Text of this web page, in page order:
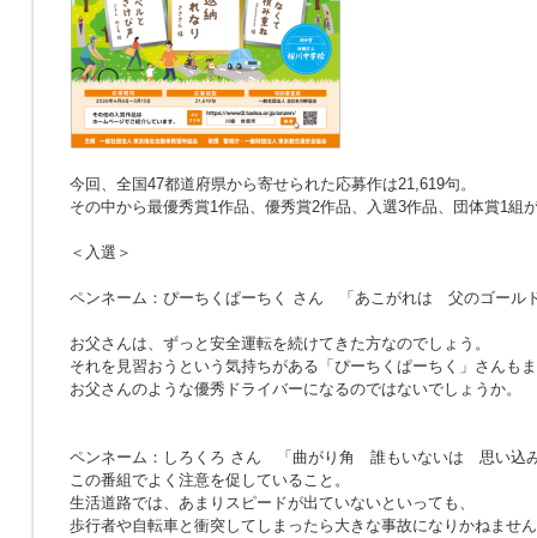
今回、全国47都道府県から寄せられた応募作は21,619句。
その中から最優秀賞1作品、優秀賞2作品、入選3作品、団体賞1組
＜入選＞
ペンネーム：ぴーちくぱーちく さん 「あこがれは 父のゴール
お父さんは、ずっと安全運転を続けてきた方なのでしょう。
それを見習おうという気持ちがある「ぴーちくぱーちく」さんも
お父さんのような優秀ドライバーになるのではないでしょうか。
ペンネーム：しろくろ さん
「曲がり角 誰もいないは 思い込
この番組でよく注意を促していること。
生活道路では、あまりスピードが出ていないといっても、
歩行者や自転車と衝突してしまったら大きな事故になりかねませ